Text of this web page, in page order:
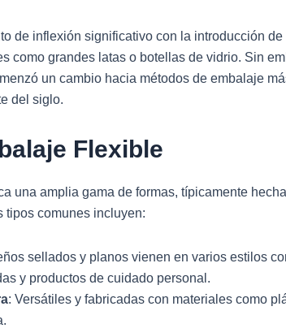
de inflexión significativo con la introducción
como grandes latas o botellas de vidrio. Sin
un cambio hacia métodos de embalaje
del siglo.
Flexible
una amplia gama de formas, típicamente
tipos comunes incluyen:
sellados y planos vienen en varios estilos
y productos de cuidado personal.
: Versátiles y fabricadas con materiales como